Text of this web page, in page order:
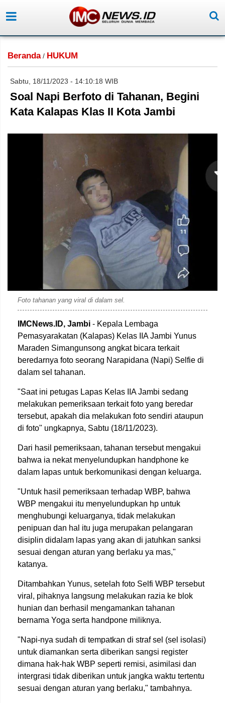
Beranda/ HUKUM
Sabtu, 18/11/2023 - 14:10:18 WIB
Soal Napi Berfoto di Tahanan, Begini
Kata Kalapas Klas II Kota Jambi
Foto tahanan yang viral di dalam sel.
IMCNews.ID, Jambi - Kepala Lembaga
Pemasyarakatan (Kalapas) Kelas IIA Jambi Yunus
Maraden Simangunsong angkat bicara terkait
beredarnya foto seorang Narapidana (Napi) Selfie di
dalam sel tahanan.
"Saat ini petugas Lapas Kelas IIA Jambi sedang
melakukan pemeriksaan terkait foto yang beredar
tersebut, apakah dia melakukan foto sendiri ataupun
di foto" ungkapnya, Sabtu (18/11/2023).
Dari hasil pemeriksaan, tahanan tersebut mengakui
bahwa ia nekat menyelundupkan handphone ke
dalam lapas untuk berkomunikasi dengan keluarga.
"Untuk hasil pemeriksaan terhadap WBP, bahwa
WBP mengakui itu menyelundupkan hp untuk
menghubungi keluarganya, tidak melakukan
penipuan dan hal itu juga merupakan pelangaran
disiplin didalam lapas yang akan di jatuhkan sanksi
sesuai dengan aturan yang berlaku ya mas,"
katanya.
Ditambahkan Yunus, setelah foto Selfi WBP tersebut
viral, pihaknya langsung melakukan razia ke blok
hunian dan berhasil mengamankan tahanan
bernama Yoga serta handpone miliknya.
"Napi-nya sudah di tempatkan di straf sel (sel isolasi)
untuk diamankan serta diberikan sangsi register
dimana hak-hak WBP seperti remisi, asimilasi dan
intergrasi tidak diberikan untuk jangka waktu tertentu
sesuai dengan aturan yang berlaku," tambahnya.